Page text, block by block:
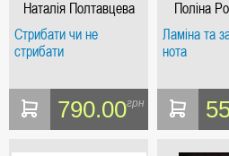
Наталія Полтавцева
Стрибати чи не
стрибати
790.00грн
Поліна
Ламіна та
нота